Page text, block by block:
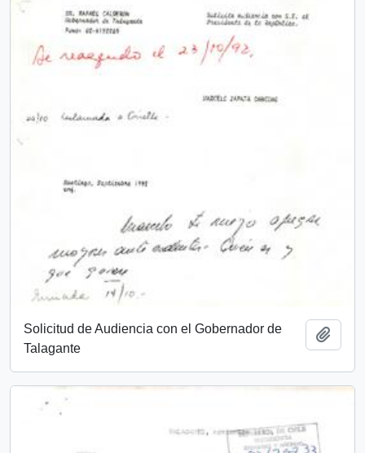
Solicitud de Audiencia con el Gobernador de
Talagante